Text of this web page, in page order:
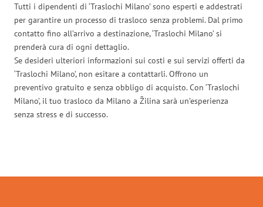
Tutti i dipendenti di ‘Traslochi Milano’ sono esperti e addestrati
per garantire un processo di trasloco senza problemi. Dal primo
contatto fino all’arrivo a destinazione, ‘Traslochi Milano’ si
prenderà cura di ogni dettaglio.
Se desideri ulteriori informazioni sui costi e sui servizi offerti da
‘Traslochi Milano’, non esitare a contattarli. Offrono un
preventivo gratuito e senza obbligo di acquisto. Con ‘Traslochi
Milano’, il tuo trasloco da Milano a Žilina sarà un’esperienza
senza stress e di successo.